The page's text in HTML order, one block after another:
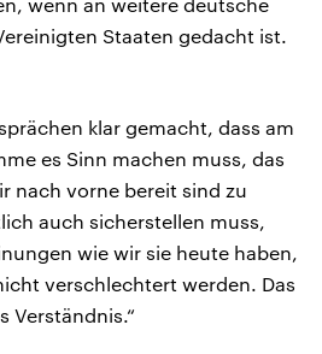
wenn an weitere deutsche
Staaten gedacht ist.
klar gemacht, dass am
es Sinn machen muss, das
nach vorne bereit sind zu
auch sicherstellen muss,
wie wir sie heute haben,
verschlechtert werden. Das
Verständnis.“